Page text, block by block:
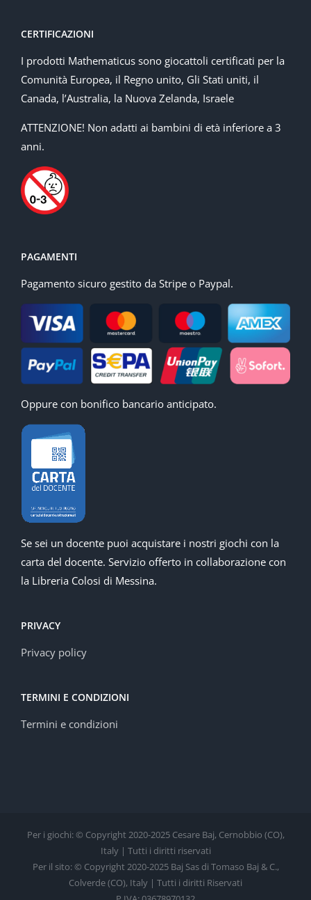
CERTIFICAZIONI
I prodotti Mathematicus sono giocattoli certificati per la
Comunità Europea, il Regno unito, Gli Stati uniti, il
Canada, l’Australia, la Nuova Zelanda, Israele
ATTENZIONE! Non adatti ai bambini di età inferiore a 3
anni.
PAGAMENTI
Pagamento sicuro gestito da Stripe o Paypal.
Oppure con bonifico bancario anticipato.
Se sei un docente puoi acquistare i nostri giochi con la
carta del docente. Servizio offerto in collaborazione con
la Libreria Colosi di Messina.
PRIVACY
Privacy policy
TERMINI E CONDIZIONI
Termini e condizioni
Per i giochi: © Copyright 2020-2025 Cesare Baj, Cernobbio (CO),
Italy | Tutti i diritti riservati
Per il sito: © Copyright 2020-2025 Baj Sas di Tomaso Baj & C.,
Colverde (CO), Italy | Tutti i diritti Riservati